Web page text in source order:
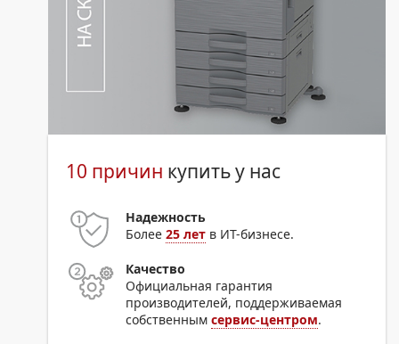
10 причин купить у нас
Надежность
Более25 лет в ИТ-бизнесе.
Качество
Официальная гарантия
производителей, поддерживаемая
собственнымсервис-центром.